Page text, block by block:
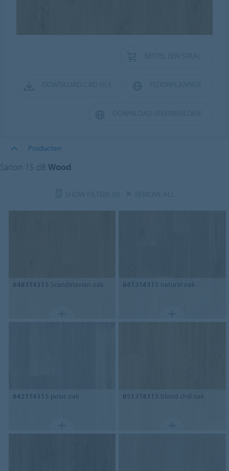
Producten
Sarlon 15 dB Wood
8483T4315 Scandinavian oak 8413T4315 natural oak
8421T4315 polar oak 8513T4315 blond chill oak